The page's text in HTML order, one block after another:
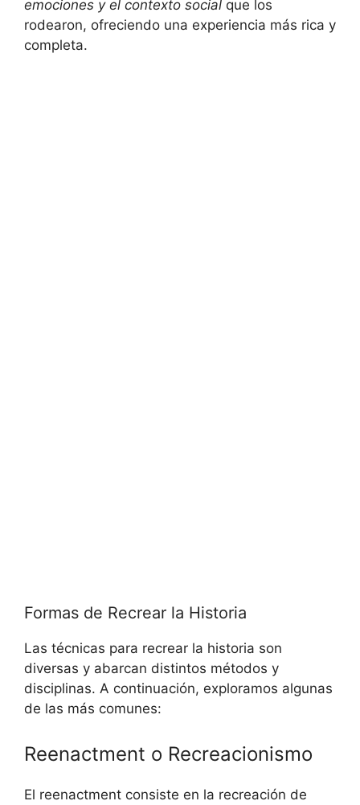
emociones y el contexto social que los
rodearon, ofreciendo una experiencia más rica y
completa.
Formas de Recrear la Historia
Las técnicas para recrear la historia son
diversas y abarcan distintos métodos y
disciplinas. A continuación, exploramos algunas
de las más comunes:
Reenactment o Recreacionismo
El reenactment consiste en la recreación de